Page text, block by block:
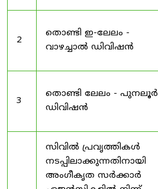
2
തൊണ്ടി ഇ-ലേലം -
വാഴച്ചാൽ ഡിവിഷൻ
3
തൊണ്ടി ലേലം - പുനലൂർ
ഡിവിഷൻ
സിവിൽ പ്രവൃത്തികൾ
നടപ്പിലാക്കുന്നതിനായി
അംഗീകൃത സർക്കാർ